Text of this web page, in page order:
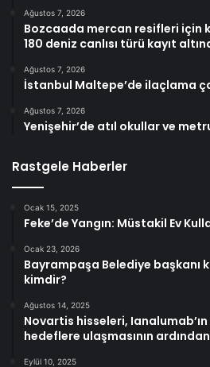
Ağustos 7, 2026
Bozcaada mercan resifleri için
180 deniz canlısı türü kayıt
Ağustos 7, 2026
İstanbul Maltepe’de ilaçlama
Ağustos 7, 2026
Yenişehir’de atıl okullar ve
Rastgele Haberler
Ocak 15, 2025
Feke’de Yangın: Müstakil Ev
Ocak 23, 2026
Bayrampaşa Belediye başkanı
kimdir?
Ağustos 14, 2025
Novartis hisseleri,
hedeflere ulaşmasının
Eylül 10, 2025